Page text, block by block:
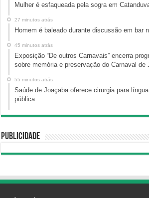
Mulher é esfaqueada pela sogra em
27 minutos atrás
Homem é baleado durante discussão em bar
45 minutos atrás
Exposição “De outros Carnavais” encerra
sobre memória e preservação do Carnaval de
55 minutos atrás
Saúde de Joaçaba oferece cirurgia para
pública
Publicidade